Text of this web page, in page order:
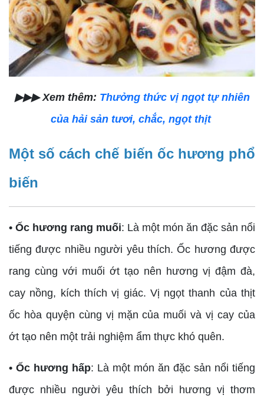
▶▶▶ Xem thêm: Thưởng thức vị ngọt tự nhiên
của hải sản tươi, chắc, ngọt thịt
Một số cách chế biến ốc hương phổ
biến
• Ốc hương rang muối: Là một món ăn đặc sản nổi
tiếng được nhiều người yêu thích. Ốc hương được
rang cùng với muối ớt tạo nên hương vị đậm đà,
cay nồng, kích thích vị giác. Vị ngọt thanh của thịt
ốc hòa quyện cùng vị mặn của muối và vị cay của
ớt tạo nên một trải nghiệm ẩm thực khó quên.
• Ốc hương hấp: Là một món ăn đặc sản nổi tiếng
được nhiều người yêu thích bởi hương vị thơm